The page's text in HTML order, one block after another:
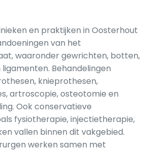
en praktijken in Oosterhout
van het
waaronder gewrichten, botten,
Behandelingen
knieprothesen,
artroscopie, osteotomie en
Ook conservatieve
fysiotherapie, injectietherapie,
vallen binnen dit vakgebied.
werken samen met